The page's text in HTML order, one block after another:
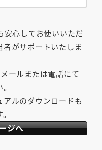
安心してお使いいただ
者がサポートいたしま
ールまたは電話にて
アルのダウンロードも
ジへ